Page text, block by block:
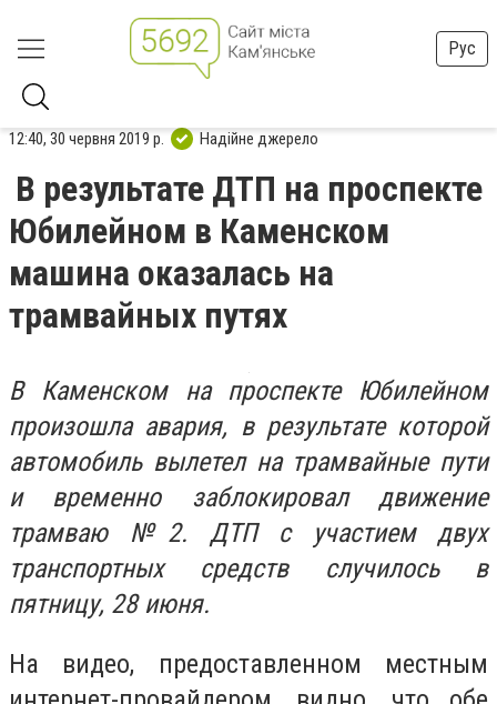
Рус
12:40, 30 червня 2019 р. Надійне джерело
В результате ДТП на проспекте
Юбилейном в Каменском
машина оказалась на
трамвайных путях
В Каменском на проспекте Юбилейном
произошла авария, в результате которой
автомобиль вылетел на трамвайные пути
и временно заблокировал движение
трамваю №2. ДТП с участием двух
транспортных средств случилось в
пятницу, 28 июня.
На видео, предоставленном местным